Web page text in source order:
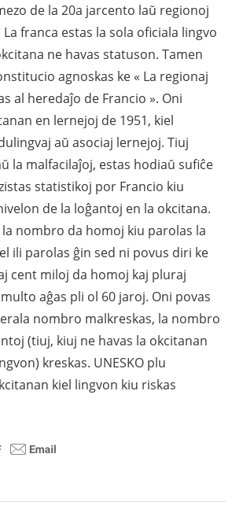
de la 20a jarcento laŭ regionoj
franca estas la sola oficiala lingvo
ne havas statuson. Tamen
agnoskas ke « La regionaj
al heredaĵo de Francio ». Oni
en lernejoj de 1951, kiel
aŭ asociaj lernejoj. Tiuj
la malfacilaĵoj, estas hodiaŭ sufiĉe
statistikoj por Francio kiu
de la loĝantoj en la okcitana.
nombro da homoj kiu parolas la
ili parolas ĝin sed ni povus diri ke
cent miloj da homoj kaj pluraj
aĝas pli ol 60 jaroj. Oni povas
nombro malkreskas, la nombro
(tiuj, kiuj ne havas la okcitanan
kreskas. UNESKO plu
kiel lingvon kiu riskas